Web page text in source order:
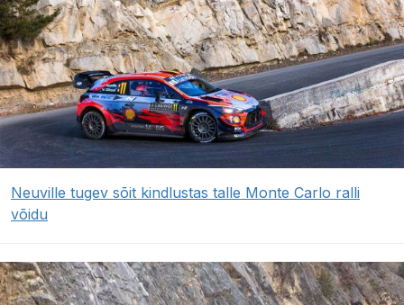
Neuville tugev sõit kindlustas talle Monte Carlo ralli
võidu